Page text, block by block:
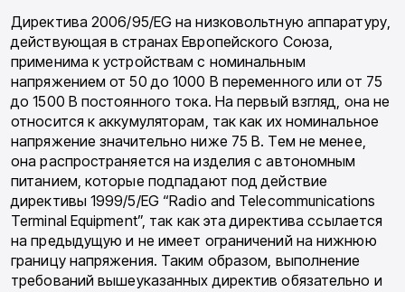
Директива 2006/95/EG на низковольтную аппаратуру,
действующая в странах Европей­ского Союза,
применима к устройствам с номи­нальным
напряжением от 50 до 1000 В пере­менного или от 75
до 1500 В постоянного тока. На первый взгляд, она не
относится к аккуму­ляторам, так как их номинальное
напряжение значительно ниже 75 В. Тем не менее,
она распространяется на изделия с автономным
питанием, которые подпадают под действие
директивы 1999/5/EG “Radio and Telecommu­nications
Terminal Equipment”, так как эта ди­ректива ссылается
на предыдущую и не имеет ограничений на нижнюю
границу напряже­ния. Таким образом, выполнение
требований вышеуказанных директив обязательно и